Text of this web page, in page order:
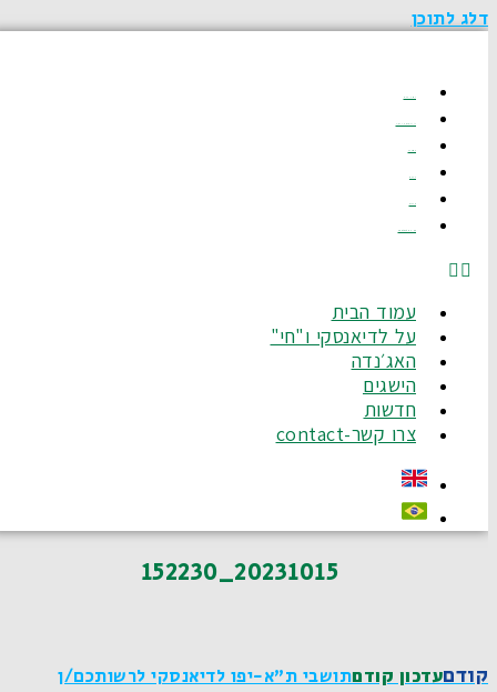
דלג לתוכן
עמוד הבית
על לדיאנסקי ו"חי"
האג׳נדה
הישגים
חדשות
צרו קשר-contact
20231015_152230
קודםעדכון קודםתושבי ת"א-יפו לדיאנסקי לרשותכם/ן